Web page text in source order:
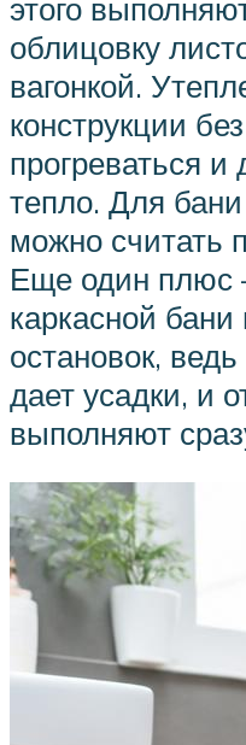
этого
облицовку
вагонкой.
конструкции
прогреваться и
тепло. Для
можно считать
Еще один плюс
каркасной бани
остановок,
дает усадки, и
выполняют